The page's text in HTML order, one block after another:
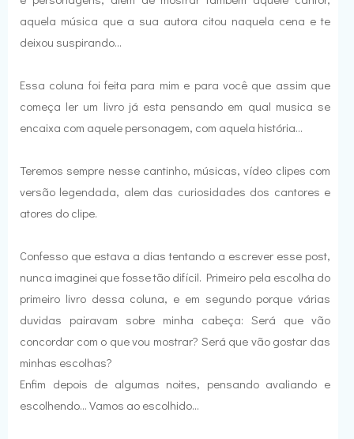
aquela música que a sua autora citou naquela cena e te
deixou suspirando...
Essa coluna foi feita para mim e para você que assim que
começa ler um livro já esta pensando em qual musica se
encaixa com aquele personagem, com aquela história...
Teremos sempre nesse cantinho, músicas, vídeo clipes com
versão legendada, alem das curiosidades dos cantores e
atores do clipe.
Confesso que estava a dias tentando a escrever esse post,
nunca imaginei que fosse tão difícil. Primeiro pela escolha do
primeiro livro dessa coluna, e em segundo porque várias
duvidas pairavam sobre minha cabeça: Será que vão
concordar com o que vou mostrar? Será que vão gostar das
minhas escolhas?
Enfim depois de algumas noites, pensando avaliando e
escolhendo... Vamos ao escolhido...